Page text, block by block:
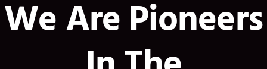
We Are Pioneers